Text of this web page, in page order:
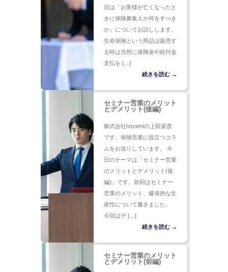
日は「お客様が亡くなったと
きに保険募集人が何をすべき
か」についてお話しします。
生命保険という商品は販売す
る時は当然に保険金や給付金
支払を […]
続きを読む →
セミナー営業のメリット
とデメリット(後編)
株式会社hozemiの上田栄彦
です。保険営業に役立つコラ
ムをお送りしています。 今
日のテーマは「セミナー営業
のメリットとデメリット(後
編)」です。前回はセミナー
営業のメリット、爆発的な生
産性について書きました。
今回はデ […]
続きを読む →
セミナー営業のメリット
とデメリット(前編)